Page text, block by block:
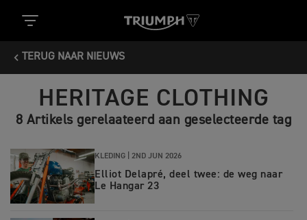
TERUG NAAR NIEUWS
HERITAGE CLOTHING
8 Artikels gerelaateerd aan geselecteerde tag
KLEDING | 2ND JUN 2026
Elliot Delapré, deel twee: de weg naar
Le Hangar 23